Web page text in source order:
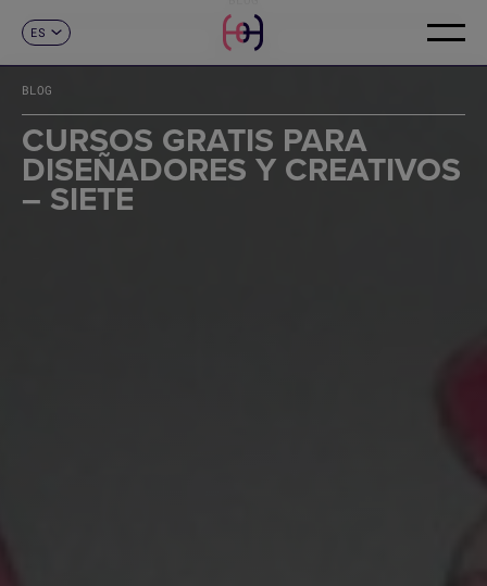
ES
FR
DE
IT
PT
CONTACTO
BLOG
CURSOS GRATIS PARA
DISEÑADORES Y CREATIVOS
– SIETE